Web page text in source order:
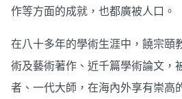
作等方面的成就，也都廣被人口。
在八十多年的學術生涯中，饒宗頤
術及藝術著作、近千篇學術論文，
者、一代大師，在海內外享有崇高